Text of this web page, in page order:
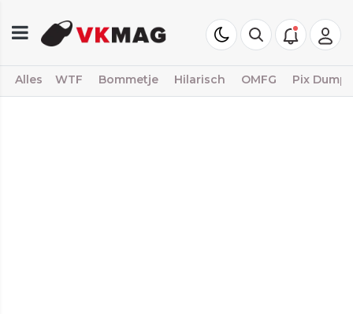
Alles WTF Bommetje Hilarisch OMFG Pix Dump